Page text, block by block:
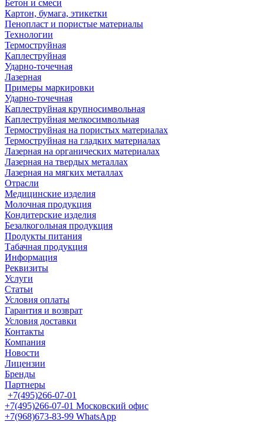
Бетон и смеси
Картон, бумага, этикетки
Пенопласт и пористые материалы
Технологии
Термоструйная
Каплеструйная
Ударно-точечная
Лазерная
Примеры маркировки
Ударно-точечная
Каплеструйная крупносимвольная
Каплеструйная мелкосимвольная
Термоструйная на пористых материалах
Термоструйная на гладких материалах
Лазерная на органических материалах
Лазерная на твердых металлах
Лазерная на мягких металлах
Отрасли
Медицинские изделия
Молочная продукция
Кондитерские изделия
Безалкогольная продукция
Продукты питания
Табачная продукция
Информация
Реквизиты
Услуги
Статьи
Условия оплаты
Гарантия и возврат
Условия доставки
Контакты
Компания
Новости
Лицензии
Бренды
Партнеры
+7(495)266-07-01
+7(495)266-07-01 Московский офис
+7(968)673-83-99 WhatsApp